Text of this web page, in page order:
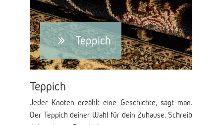
Teppich
Teppich
Jeder Knoten erzählt eine Geschichte, sagt man.
Der Teppich deiner Wahl für dein Zuhause. Schreib